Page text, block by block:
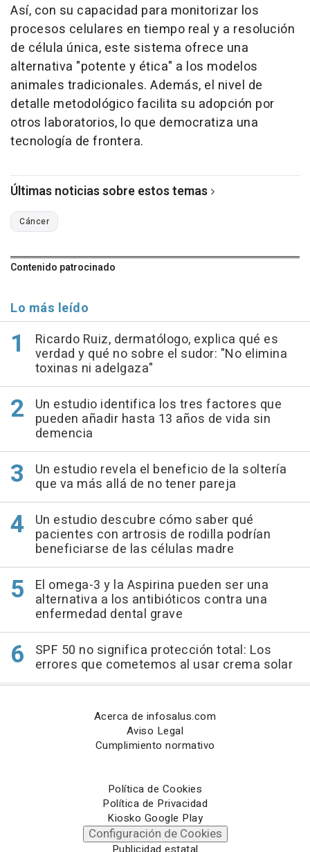
Así, con su capacidad para monitorizar los
procesos celulares en tiempo real y a resolución
de célula única, este sistema ofrece una
alternativa "potente y ética" a los modelos
animales tradicionales. Además, el nivel de
detalle metodológico facilita su adopción por
otros laboratorios, lo que democratiza una
tecnología de frontera.
Últimas noticias sobre estos temas
Cáncer
Contenido patrocinado
Lo más leído
Ricardo Ruiz, dermatólogo, explica qué es
verdad y qué no sobre el sudor: "No elimina
toxinas ni adelgaza"
Un estudio identifica los tres factores que
pueden añadir hasta 13 años de vida sin
demencia
Un estudio revela el beneficio de la soltería
que va más allá de no tener pareja
Un estudio descubre cómo saber qué
pacientes con artrosis de rodilla podrían
beneficiarse de las células madre
El omega-3 y la Aspirina pueden ser una
alternativa a los antibióticos contra una
enfermedad dental grave
SPF 50 no significa protección total: Los
errores que cometemos al usar crema solar
Acerca de infosalus.com
Aviso Legal
Cumplimiento normativo
Política de Cookies
Política de Privacidad
Kiosko Google Play
Configuración de Cookies
Publicidad estatal